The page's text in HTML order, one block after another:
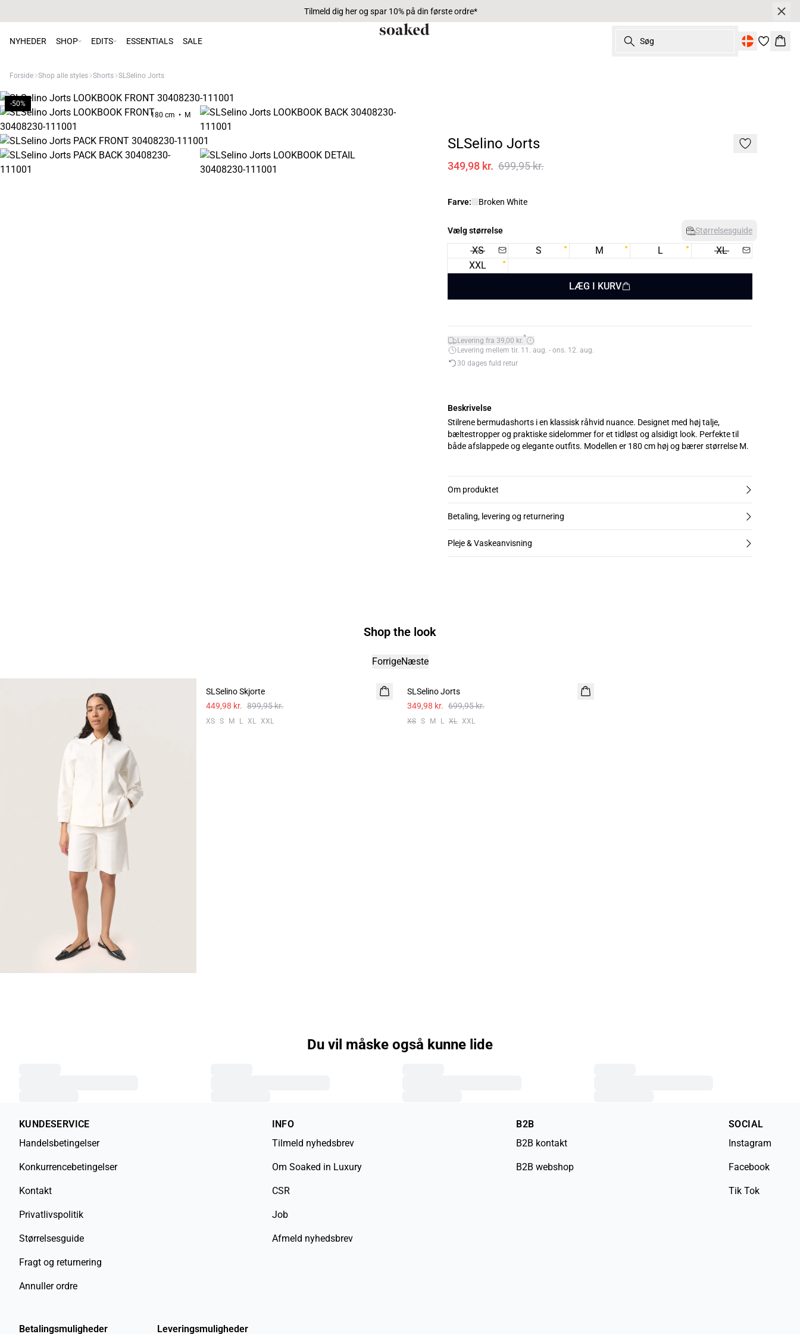
Tilmeld dig her og spar 10% på din første ordre*
NYHEDER SHOP EDITS ESSENTIALS SALE Søg
Kurv
Forside Shop alle styles Shorts SLSelino Jorts
180 cm • M
-50%
SLSelino Jorts
349,98 kr. 699,95 kr.
Farve: Broken White
Vælg størrelse Størrelsesguide
XS S M L
XL
XXL
LÆG I KURV
Levering fra 39,00 kr.*
Levering mellem tir. 11. aug. - ons. 12. aug.
30 dages fuld retur
Beskrivelse
Stilrene bermudashorts i en klassisk råhvid nuance. Designet med høj talje,
bæltestropper og praktiske sidelommer for et tidløst og alsidigt look. Perfekte til
både afslappede og elegante outfits. Modellen er 180 cm høj og bærer størrelse M.
Om produktet
Betaling, levering og returnering
Pleje & Vaskeanvisning
Shop the look
ForrigeNæste
SLSelino Skjorte
449,98 kr. 899,95 kr.
XS S M L XL XXL
-50%
SLSelino Jorts
349,98 kr. 699,95 kr.
XS S M L XL XXL
Du vil måske også kunne lide
KUNDESERVICE
Handelsbetingelser
Konkurrencebetingelser
Kontakt
Privatlivspolitik
Størrelsesguide
Fragt og returnering
Annuller ordre
INFO
Tilmeld nyhedsbrev
Om Soaked in Luxury
CSR
Job
Afmeld nyhedsbrev
B2B
B2B kontakt
B2B webshop
SOCIAL
Instagram
Facebook
Tik Tok
Betalingsmuligheder Leveringsmuligheder